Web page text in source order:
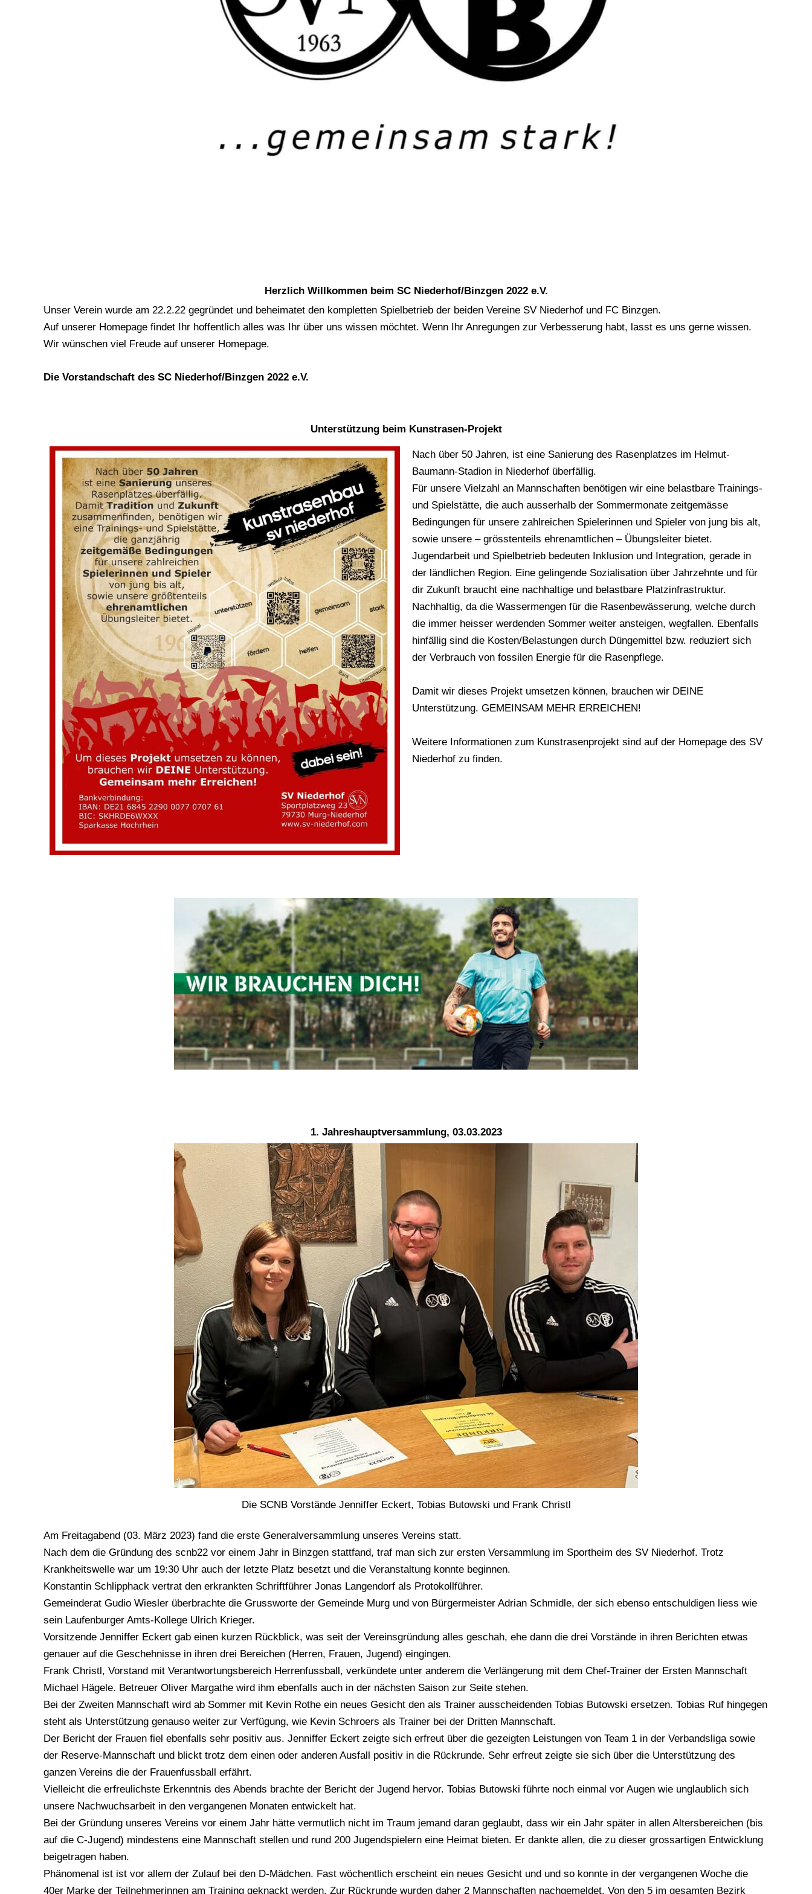
Herzlich Willkommen beim SC Niederhof/Binzgen 2022 e.V.
Unser Verein wurde am 22.2.22 gegründet und beheimatet den kompletten Spielbetrieb der beiden Vereine SV Niederhof und FC Binzgen.
Auf unserer Homepage findet Ihr hoffentlich alles was Ihr über uns wissen möchtet. Wenn Ihr Anregungen zur Verbesserung habt, lasst es uns gerne wissen.
Wir wünschen viel Freude auf unserer Homepage.
Die Vorstandschaft des SC Niederhof/Binzgen 2022 e.V.
Unterstützung beim Kunstrasen-Projekt
Nach über 50 Jahren, ist eine Sanierung des Rasenplatzes im Helmut-
Baumann-Stadion in Niederhof überfällig.
Für unsere Vielzahl an Mannschaften benötigen wir eine belastbare Trainings-
und Spielstätte, die auch ausserhalb der Sommermonate zeitgemässe
Bedingungen für unsere zahlreichen Spielerinnen und Spieler von jung bis alt,
sowie unsere – grösstenteils ehrenamtlichen – Übungsleiter bietet.
Jugendarbeit und Spielbetrieb bedeuten Inklusion und Integration, gerade in
der ländlichen Region. Eine gelingende Sozialisation über Jahrzehnte und für
dir Zukunft braucht eine nachhaltige und belastbare Platzinfrastruktur.
Nachhaltig, da die Wassermengen für die Rasenbewässerung, welche durch
die immer heisser werdenden Sommer weiter ansteigen, wegfallen. Ebenfalls
hinfällig sind die Kosten/Belastungen durch Düngemittel bzw. reduziert sich
der Verbrauch von fossilen Energie für die Rasenpflege.
Damit wir dieses Projekt umsetzen können, brauchen wir DEINE
Unterstützung. GEMEINSAM MEHR ERREICHEN!
Weitere Informationen zum Kunstrasenprojekt sind auf der Homepage des SV
Niederhof zu finden.
1. Jahreshauptversammlung, 03.03.2023
Die SCNB Vorstände Jenniffer Eckert, Tobias Butowski und Frank Christl
Am Freitagabend (03. März 2023) fand die erste Generalversammlung unseres Vereins statt.
Nach dem die Gründung des scnb22 vor einem Jahr in Binzgen stattfand, traf man sich zur ersten Versammlung im Sportheim des SV Niederhof. Trotz
Krankheitswelle war um 19:30 Uhr auch der letzte Platz besetzt und die Veranstaltung konnte beginnen.
Konstantin Schlipphack vertrat den erkrankten Schriftführer Jonas Langendorf als Protokollführer.
Gemeinderat Gudio Wiesler überbrachte die Grussworte der Gemeinde Murg und von Bürgermeister Adrian Schmidle, der sich ebenso entschuldigen liess wie
sein Laufenburger Amts-Kollege Ulrich Krieger.
Vorsitzende Jenniffer Eckert gab einen kurzen Rückblick, was seit der Vereinsgründung alles geschah, ehe dann die drei Vorstände in ihren Berichten etwas
genauer auf die Geschehnisse in ihren drei Bereichen (Herren, Frauen, Jugend) eingingen.
Frank Christl, Vorstand mit Verantwortungsbereich Herrenfussball, verkündete unter anderem die Verlängerung mit dem Chef-Trainer der Ersten Mannschaft
Michael Hägele. Betreuer Oliver Margathe wird ihm ebenfalls auch in der nächsten Saison zur Seite stehen.
Bei der Zweiten Mannschaft wird ab Sommer mit Kevin Rothe ein neues Gesicht den als Trainer ausscheidenden Tobias Butowski ersetzen. Tobias Ruf hingegen
steht als Unterstützung genauso weiter zur Verfügung, wie Kevin Schroers als Trainer bei der Dritten Mannschaft.
Der Bericht der Frauen fiel ebenfalls sehr positiv aus. Jenniffer Eckert zeigte sich erfreut über die gezeigten Leistungen von Team 1 in der Verbandsliga sowie
der Reserve-Mannschaft und blickt trotz dem einen oder anderen Ausfall positiv in die Rückrunde. Sehr erfreut zeigte sie sich über die Unterstützung des
ganzen Vereins die der Frauenfussball erfährt.
Vielleicht die erfreulichste Erkenntnis des Abends brachte der Bericht der Jugend hervor. Tobias Butowski führte noch einmal vor Augen wie unglaublich sich
unsere Nachwuchsarbeit in den vergangenen Monaten entwickelt hat.
Bei der Gründung unseres Vereins vor einem Jahr hätte vermutlich nicht im Traum jemand daran geglaubt, dass wir ein Jahr später in allen Altersbereichen (bis
auf die C-Jugend) mindestens eine Mannschaft stellen und rund 200 Jugendspielern eine Heimat bieten. Er dankte allen, die zu dieser grossartigen Entwicklung
beigetragen haben.
Phänomenal ist ist vor allem der Zulauf bei den D-Mädchen. Fast wöchentlich erscheint ein neues Gesicht und und so konnte in der vergangenen Woche die
40er Marke der Teilnehmerinnen am Training geknackt werden. Zur Rückrunde wurden daher 2 Mannschaften nachgemeldet. Von den 5 im gesamten Bezirk